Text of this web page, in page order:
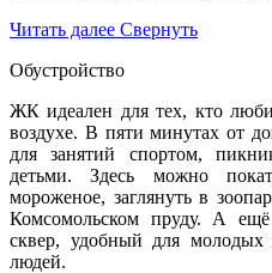
Читать далее Свернуть
Обустройство
ЖК идеален для тех, кто
воздухе. В пяти минутах от
для занятий спортом,
детьми. Здесь можно
мороженое, заглянуть в
Комсомольском пруду. А
сквер, удобный для
людей.